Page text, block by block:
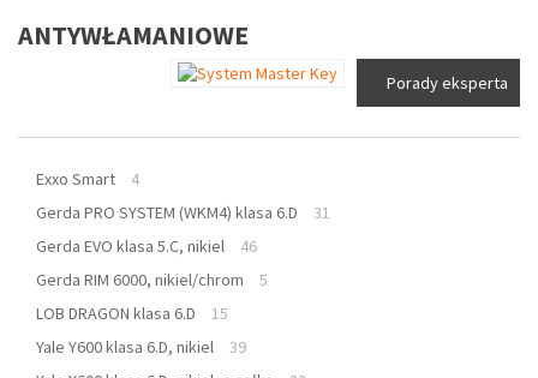
ANTYWŁAMANIOWE
Porady eksperta
Exxo Smart
4
Gerda PRO SYSTEM (WKM4) klasa 6.D
31
Gerda EVO klasa 5.C, nikiel
46
Gerda RIM 6000, nikiel/chrom
5
LOB DRAGON klasa 6.D
15
Yale Y600 klasa 6.D, nikiel
39